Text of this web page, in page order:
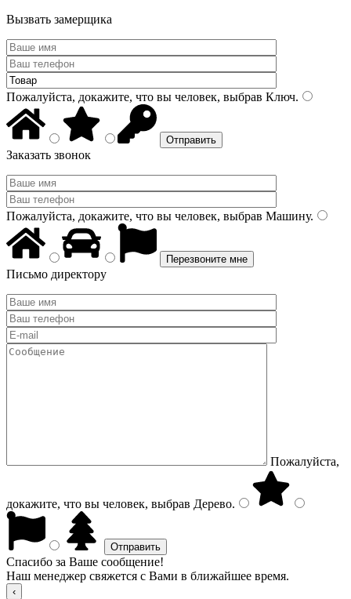
Вызвать замерщика
Пожалуйста, докажите, что вы человек, выбрав Ключ.
Заказать звонок
Пожалуйста, докажите, что вы человек, выбрав Машину.
Письмо директору
Пожалуйста,
докажите, что вы человек, выбрав Дерево.
Спасибо за Ваше сообщение!
Наш менеджер свяжется с Вами в ближайшее время.